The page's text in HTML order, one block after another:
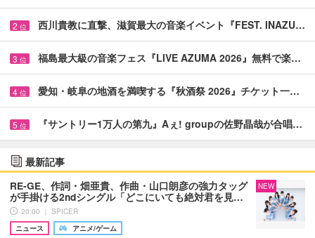
2 位 西川貴教に直撃、滋賀最大の音楽イベント『FEST. INAZU…
3 位 福島最大級の音楽フェス『LIVE AZUMA 2026』無料で楽…
4 位 愛知・岐阜の地酒を満喫する『秋酒祭 2026』チケット一…
5 位 『サントリー1万人の第九』Aぇ! groupの佐野晶哉が合唱…
最新記事
RE-GE、作詞・畑亜貴、作曲・山口朗彦の強力タッグ
が手掛ける2ndシングル「どこにいても絶対君を見…
20:00 ｜ SPICER
ニュース
アニメ/ゲーム
NEW